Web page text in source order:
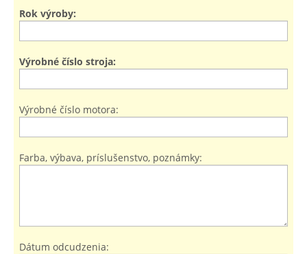
Rok výroby:
Výrobné číslo stroja:
Výrobné číslo motora:
Farba, výbava, príslušenstvo, poznámky:
Dátum odcudzenia: